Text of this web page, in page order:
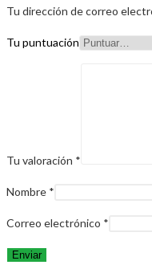
Tu dirección de correo
Tu puntuación
Tu valoración *
Nombre *
Correo electrónico *